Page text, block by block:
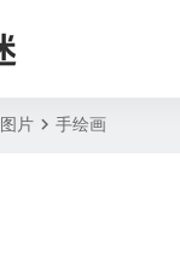
图片 手绘画